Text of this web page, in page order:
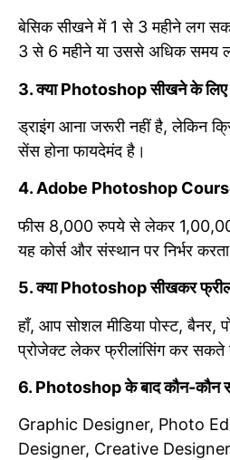
बेसिक सीखने में 1 से 3 महीने लग
3 से 6 महीने या उससे अधिक समय
3. क्या Photoshop सीखने के लिए
ड्राइंग आना जरूरी नहीं है, लेकिन
सेंस होना फायदेमंद है।
4. Adobe Photoshop Course
फीस 8,000 रुपये से लेकर
यह कोर्स और संस्थान पर निर्भर
5. क्या Photoshop सीखकर
हाँ, आप सोशल मीडिया पोस्ट, बैनर,
प्रोजेक्ट लेकर फ्रीलांसिंग कर सकते
6. Photoshop के बाद कौन-कौन
Graphic Designer, Photo
Designer, Creative Designer